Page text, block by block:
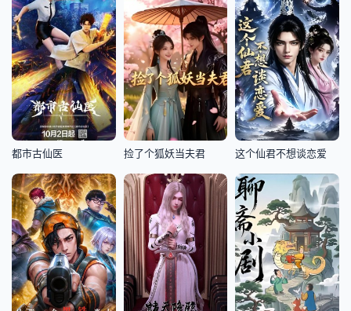
都市古仙医 捡了个狐妖当夫君 这个仙君不想谈恋爱